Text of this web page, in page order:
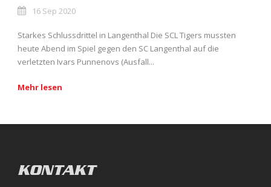
16 Sep 2020
Starkes Schlussdrittel in Langenthal Die SCL Tigers mussten
heute Abend im Spiel gegen den SC Langenthal auf die
verletzten Ivars Punnenovs (Ausfall...
Mehr lesen
KONTAKT